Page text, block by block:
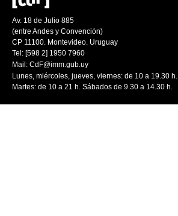
Av. 18 de Julio 885
(entre Andes y Convención)
CP 11100. Montevideo. Uruguay
Tel: [598 2] 1950 7960
Mail: CdF@imm.gub.uy
Lunes, miércoles, jueves, viernes: de 10 a 19.30 h.
Martes: de 10 a 21 h. Sábados de 9.30 a 14.30 h.